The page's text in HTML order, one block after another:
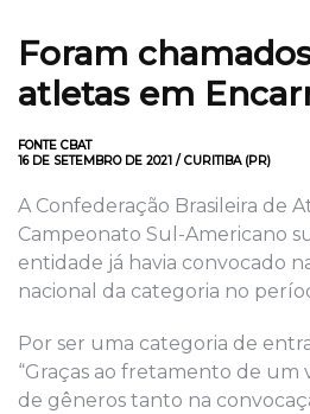
Foram
atletas em
FONTE CBAT
16 DE SETEMBRO DE 2021 / CURITIBA (PR)
A Confederação Brasileira de
Campeonato Sul-Americano
entidade já havia convocado
nacional da categoria no
Por ser uma categoria de
“Graças ao fretamento de um
de gêneros tanto na